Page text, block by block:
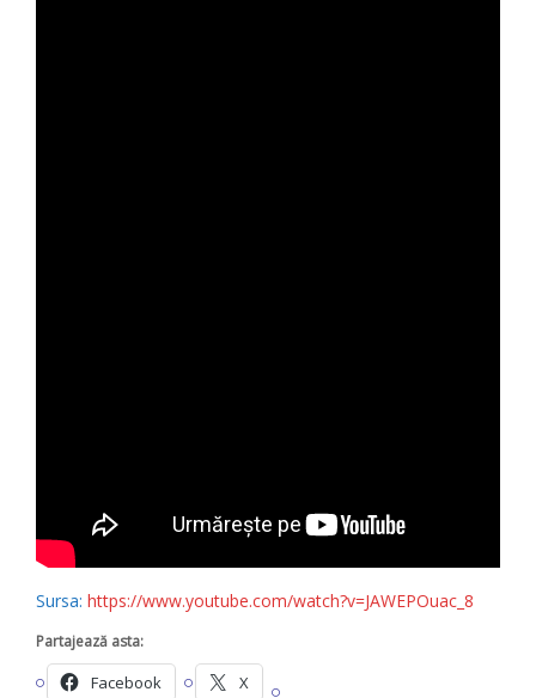
Sursa: https://www.youtube.com/watch?v=JAWEPOuac_8
Partajează asta:
Facebook X